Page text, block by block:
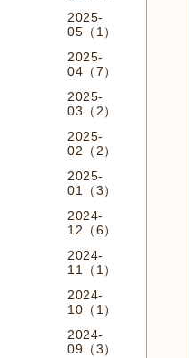
2025-
05（1）
2025-
04（7）
2025-
03（2）
2025-
02（2）
2025-
01（3）
2024-
12（6）
2024-
11（1）
2024-
10（1）
2024-
09（3）